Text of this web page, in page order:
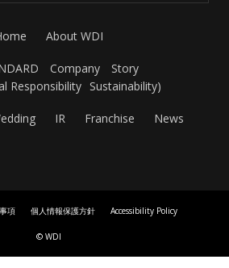
About WDI
Company
Story
Responsibility Sustainability)
IR Franchise News
項 個人情報保護方針 Accessibility Policy
© WDI